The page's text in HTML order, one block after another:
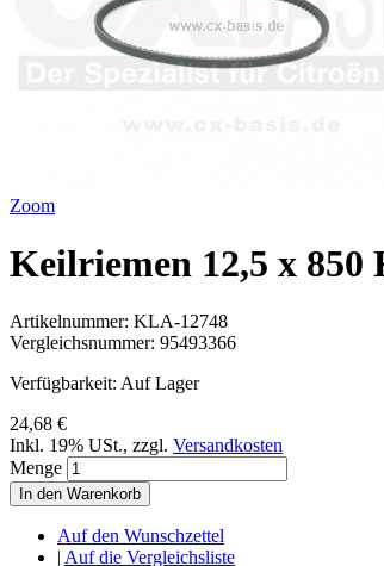
Zoom
Keilriemen 12,5 x
Artikelnummer: KLA-12748
Vergleichsnummer: 95493366
Verfügbarkeit: Auf Lager
24,68 €
Inkl. 19% USt., zzgl. Versandkosten
Menge
In den Warenkorb
Auf den Wunschzettel
| Auf die Vergleichsliste